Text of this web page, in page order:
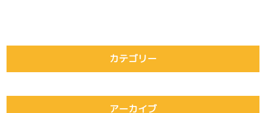
カテゴリー
アーカイブ